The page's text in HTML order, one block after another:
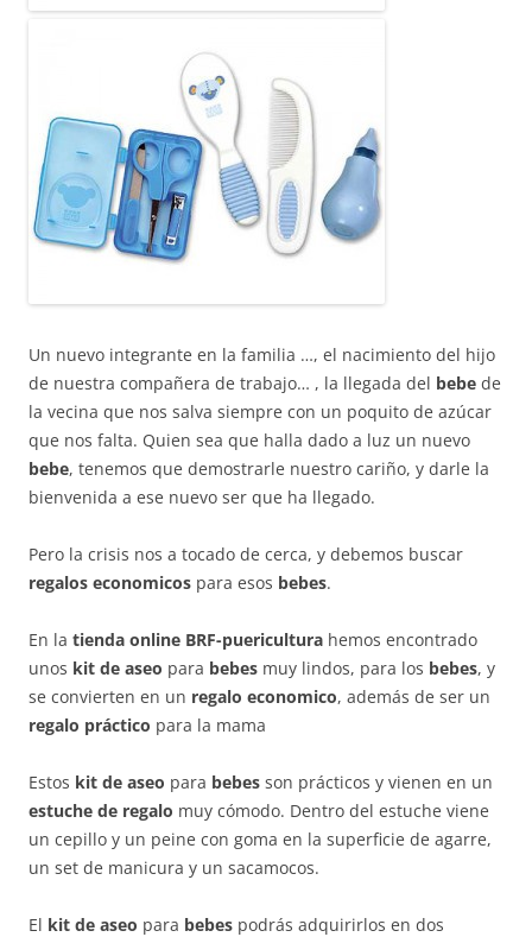
Un nuevo integrante en la familia …, el nacimiento del hijo
de nuestra compañera de trabajo… , la llegada del bebe de
la vecina que nos salva siempre con un poquito de azúcar
que nos falta. Quien sea que halla dado a luz un nuevo
bebe, tenemos que demostrarle nuestro cariño, y darle la
bienvenida a ese nuevo ser que ha llegado.
Pero la crisis nos a tocado de cerca, y debemos buscar
regalos economicos para esos bebes.
En la tienda online BRF-puericultura hemos encontrado
unos kit de aseo para bebes muy lindos, para los bebes, y
se convierten en un regalo economico, además de ser un
regalo práctico para la mama
Estos kit de aseo para bebes son prácticos y vienen en un
estuche de regalo muy cómodo. Dentro del estuche viene
un cepillo y un peine con goma en la superficie de agarre,
un set de manicura y un sacamocos.
El kit de aseo para bebes podrás adquirirlos en dos